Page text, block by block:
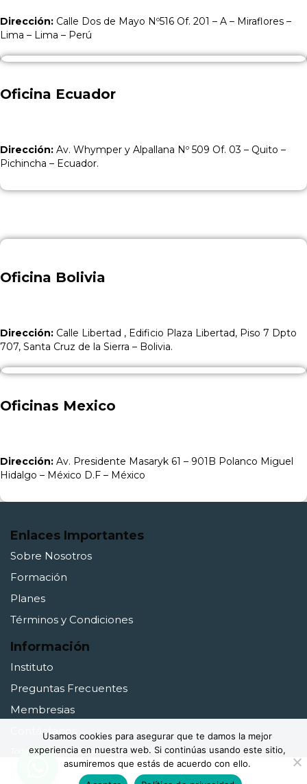
Dirección: Calle Dos de Mayo Nº516 Of. 201 – A – Miraflores –
Lima – Lima – Perú
Oficina Ecuador
Dirección: Av. Whymper y Alpallana Nº 509 Of. 03 – Quito –
Pichincha – Ecuador.
Oficina Bolivia
Dirección: Calle Libertad , Edificio Plaza Libertad, Piso 7 Dpto
707, Santa Cruz de la Sierra – Bolivia.
Oficinas Mexico
Dirección: Av. Presidente Masaryk 61 – 901B Polanco Miguel
Hidalgo – México D.F – México
Enlaces Importantes
Sobre Nosotros
Formación
Planes
Términos y Condiciones
Información
Instituto
Preguntas Frecuentes
Membresias
Contáctanos
Todos los Derechos Reservados ©Consejos Iberoamericanos
Usamos cookies para asegurar que te damos la mejor
experiencia en nuestra web. Si continúas usando este sitio,
asumiremos que estás de acuerdo con ello.